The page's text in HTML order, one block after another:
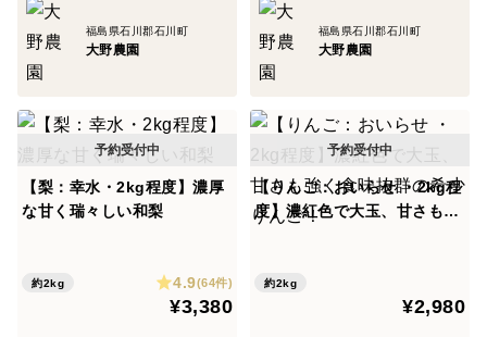
福島県石川郡石川町
大野農園
福島県石川郡石川町
大野農園
【梨：幸水・2kg程度】濃厚
な甘く瑞々しい和梨
約2kg 4.9(64件)
¥3,380
【りんご：おいらせ ・2kg程
度】濃紅色で大玉、甘さも強
約2kg
¥2,980